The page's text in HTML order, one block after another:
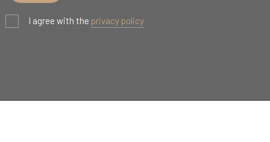
I agree with the privacy policy